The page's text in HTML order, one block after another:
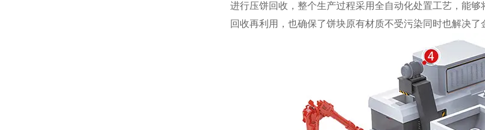
进行压饼回收，整个生产过程采用全自动化处置工艺，能
回收再利用，也确保了饼块原有材质不受污染同时也解决了